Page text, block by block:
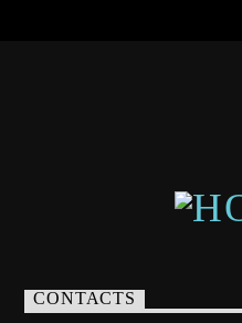
CONTACTS